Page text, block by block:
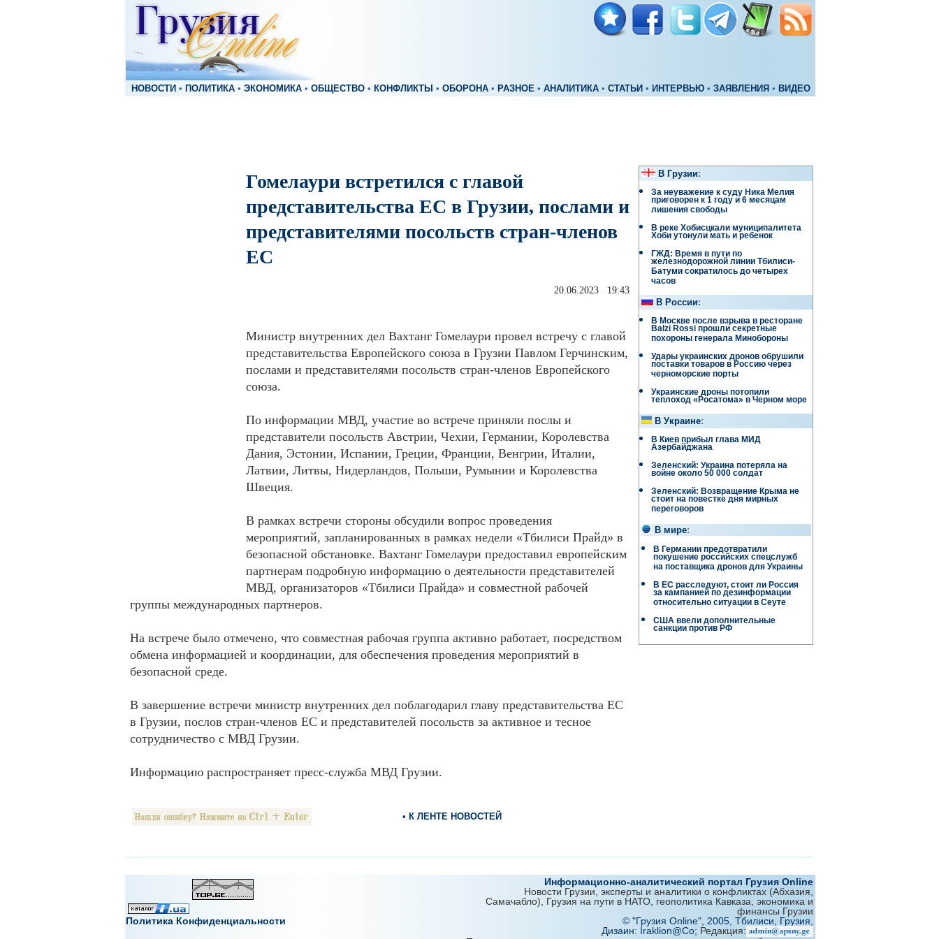
НОВОСТИ • ПОЛИТИКА • ЭКОНОМИКА • ОБЩЕСТВО • КОНФЛИКТЫ • ОБОРОНА • РАЗНОЕ • АНАЛИТИКА • СТАТЬИ • ИНТЕРВЬЮ • ЗАЯВЛЕНИЯ • ВИДЕО
Гомелаури встретился с главой
представительства ЕС в Грузии, послами и
представителями посольств стран-членов
ЕС
20.06.2023 19:43
Министр внутренних дел Вахтанг Гомелаури провел встречу с главой
представительства Европейского союза в Грузии Павлом Герчинским,
послами и представителями посольств стран-членов Европейского
союза.
По информации МВД, участие во встрече приняли послы и
представители посольств Австрии, Чехии, Германии, Королевства
Дания, Эстонии, Испании, Греции, Франции, Венгрии, Италии,
Латвии, Литвы, Нидерландов, Польши, Румынии и Королевства
Швеция.
В рамках встречи стороны обсудили вопрос проведения
мероприятий, запланированных в рамках недели «Тбилиси Прайд» в
безопасной обстановке. Вахтанг Гомелаури предоставил европейским
партнерам подробную информацию о деятельности представителей
МВД, организаторов «Тбилиси Прайда» и совместной рабочей
группы международных партнеров.
На встрече было отмечено, что совместная рабочая группа активно работает, посредством
обмена информацией и координации, для обеспечения проведения мероприятий в
безопасной среде.
В завершение встречи министр внутренних дел поблагодарил главу представительства ЕС
в Грузии, послов стран-членов ЕС и представителей посольств за активное и тесное
сотрудничество с МВД Грузии.
Информацию распространяет пресс-служба МВД Грузии.
• К ЛЕНТЕ НОВОСТЕЙ
В Грузии:
За неуважение к суду Ника Мелия
приговорен к 1 году и 6 месяцам
лишения свободы
В реке Хобисцкали муниципалитета
Хоби утонули мать и ребенок
ГЖД: Время в пути по
железнодорожной линии Тбилиси-
Батуми сократилось до четырех
часов
В России:
В Москве после взрыва в ресторане
Balzi Rossi прошли секретные
похороны генерала Минобороны
Удары украинских дронов обрушили
поставки товаров в Россию через
черноморские порты
Украинские дроны потопили
теплоход «Росатома» в Черном море
В Украине:
В Киев прибыл глава МИД
Азербайджана
Зеленский: Украина потеряла на
войне около 50 000 солдат
Зеленский: Возвращение Крыма не
стоит на повестке дня мирных
переговоров
В мире:
В Германии предотвратили
покушение российских спецслужб
на поставщика дронов для Украины
В ЕС расследуют, стоит ли Россия
за кампанией по дезинформации
относительно ситуации в Сеуте
США ввели дополнительные
санкции против РФ
Политика Конфиденциальности
Информационно-аналитический портал Грузия Online
Новости Грузии, эксперты и аналитики о конфликтах (Абхазия,
Самачабло), Грузия на пути в НАТО, геополитика Кавказа, экономика и
финансы Грузии
© "Грузия Online", 2005, Тбилиси, Грузия,
Дизаин: Iraklion@Co; Редакция: